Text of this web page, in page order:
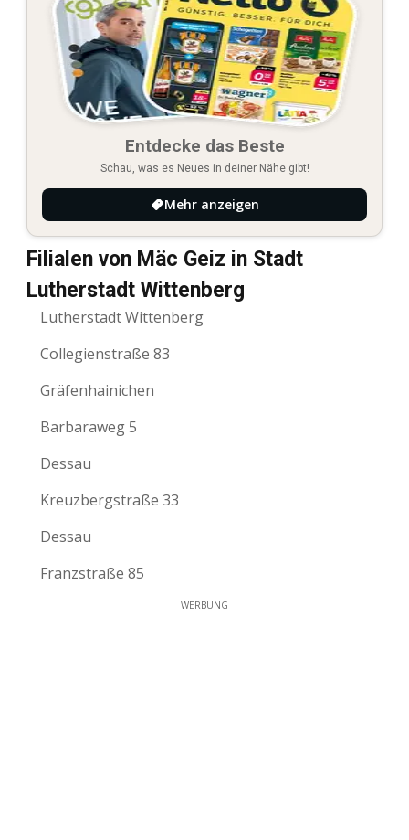
Entdecke das Beste
Schau, was es Neues in deiner Nähe gibt!
Mehr anzeigen
Filialen von Mäc Geiz in Stadt
Lutherstadt Wittenberg
Lutherstadt Wittenberg
Collegienstraße 83
Gräfenhainichen
Barbaraweg 5
Dessau
Kreuzbergstraße 33
Dessau
Franzstraße 85
WERBUNG